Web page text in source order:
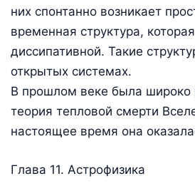
них спонтанно возникает
временная структура,
диссипативной. Такие
открытых системах.
В прошлом веке была широко
теория тепловой смерти
настоящее время она
Глава 11. Астрофизика